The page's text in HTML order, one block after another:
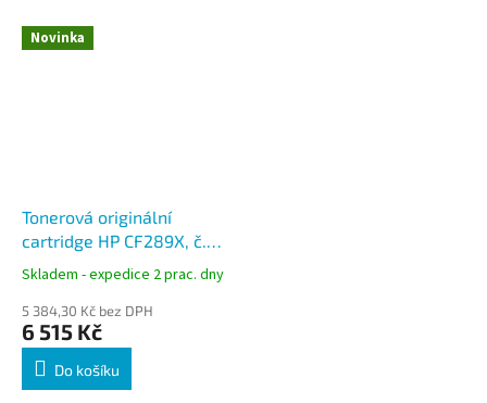
Novinka
Tonerová originální
cartridge HP CF289X, č.
89X černá, 10000 stran
Skladem - expedice 2 prac. dny
5 384,30 Kč bez DPH
6 515 Kč
Do košíku